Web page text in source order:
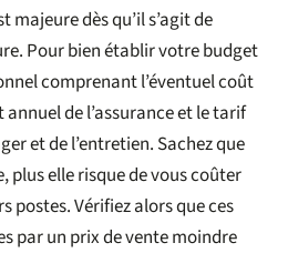
majeure dès qu’il s’agit de
Pour bien établir votre budget
comprenant l’éventuel coût
de l’assurance et le tarif
et de l’entretien. Sachez que
plus elle risque de vous coûter
postes. Vérifiez alors que ces
par un prix de vente moindre